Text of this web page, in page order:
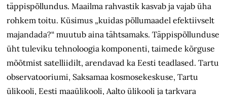
täppispõllundus. Maailma rahvastik kasvab ja vajab üha
rohkem toitu. Küsimus „kuidas põllumaadel efektiivselt
majandada?“ muutub aina tähtsamaks. Täppispõllunduse
üht tuleviku tehnoloogia komponenti, taimede kõrguse
mõõtmist satelliidilt, arendavad ka Eesti teadlased. Tartu
observatooriumi, Saksamaa kosmosekeskuse, Tartu
ülikooli, Eesti maaülikooli, Aalto ülikooli ja tarkvara